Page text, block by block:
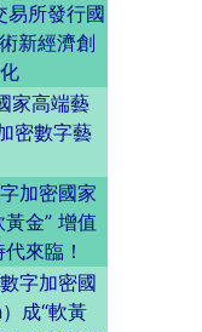
易所發行國
新經濟創
家高端藝
密數字藝
加密國家
金” 增值
來臨！
字加密國
成“軟黃